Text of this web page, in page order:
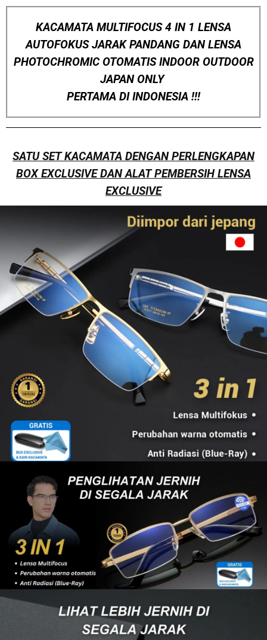
KACAMATA MULTIFOCUS 4 IN 1 LENSA
AUTOFOKUS JARAK PANDANG DAN LENSA
PHOTOCHROMIC OTOMATIS INDOOR OUTDOOR
JAPAN ONLY
PERTAMA DI INDONESIA !!!
SATU SET KACAMATA DENGAN PERLENGKAPAN
BOX EXCLUSIVE DAN ALAT PEMBERSIH LENSA
EXCLUSIVE